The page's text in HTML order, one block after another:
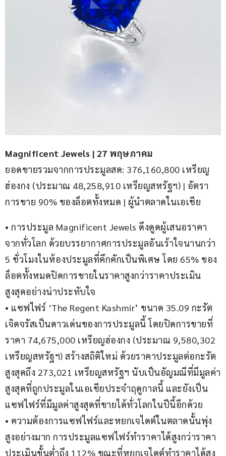
Magnificent Jewels | 27 พฤษภาคม
ยอดขายรวมจากการประมูลสด: 376,160,800 เหรียญ
ฮ่องกง (ประมาณ 48,258,910 เหรียญสหรัฐฯ) | อัตรา
การขาย 90% ของล็อตทั้งหมด | ผู้นำตลาดในเอเชีย
• การประมูล Magnificent Jewels ดึงดูดผู้เสนอราคา
จากทั่วโลก ด้วยบรรยากาศการประมูลอันเร้าใจนานกว่า
5 ชั่วโมงในห้องประมูลที่คึกคักเป็นพิเศษ โดย 65% ของ
ล็อตทั้งหมดปิดการขายในราคาสูงกว่าราคาประเมิน
สูงสุดอย่างน่าประทับใจ
• แซฟไฟร์ ‘The Regent Kashmir’ ขนาด 35.09 กะรัต
เจิดจรัสเป็นดาวเด่นของการประมูลนี้ โดยปิดการขายที่
ราคา 74,675,000 เหรียญฮ่องกง (ประมาณ 9,580,302
เหรียญสหรัฐฯ) สร้างสถิติใหม่ ด้วยราคาประมูลต่อกะรัต
สูงสุดถึง 273,021 เหรียญสหรัฐฯ นับเป็นอัญมณีที่มีมูลค่า
สูงสุดที่ถูกประมูลในเอเชียประจำฤดูกาลนี้ และยังเป็น
แซฟไฟร์ที่มีมูลค่าสูงสุดที่ขายได้ทั่วโลกในปีนี้อีกด้วย
• ความต้องการแซฟไฟร์และหยกเจไดต์ในตลาดนั้นพุ่ง
สูงอย่างมาก การประมูลแซฟไฟร์ทำราคาได้สูงกว่าราคา
ประเมินขั้นต่ำถึง 112% ขณะที่หยกเจไดต์ทำราคาได้สูง